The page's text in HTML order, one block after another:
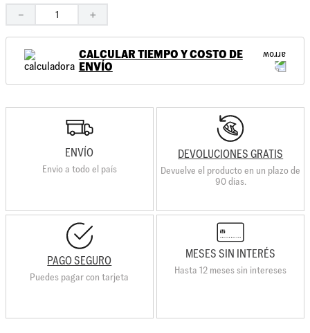
＋
－
CALCULAR TIEMPO Y COSTO DE
ENVÍO
ENVÍO
Envio a todo el país
DEVOLUCIONES GRATIS
Devuelve el producto en un plazo de
90 días.
PAGO SEGURO
Puedes pagar con tarjeta
MESES SIN INTERÉS
Hasta 12 meses sin intereses